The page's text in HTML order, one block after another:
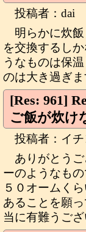
投稿者：dai
明らかに炊
を交換するし
うなものは保
のは大き過ぎま
[Res: 961]
ご飯が炊け
投稿者：イ
ありがとう
ーのようなも
５０オームく
あることを願
当に有難うござ